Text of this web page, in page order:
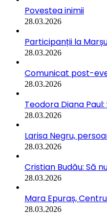
Povestea inimii
28.03.2026
Participanții la
28.03.2026
Comunicat post-
28.03.2026
Teodora Diana
28.03.2026
Larisa Negru,
28.03.2026
Cristian Budău: Să
28.03.2026
Mara Epuraș,
28.03.2026